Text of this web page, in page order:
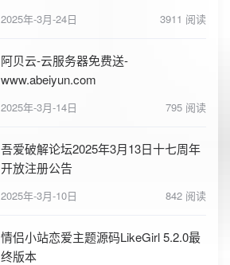
2025年-3月-24日 3911 阅读
阿贝云-云服务器免费送-
www.abeiyun.com
2025年-3月-14日 795 阅读
吾爱破解论坛2025年3月13日十七周年
开放注册公告
2025年-3月-10日 842 阅读
情侣小站恋爱主题源码LikeGirl 5.2.0最
终版本